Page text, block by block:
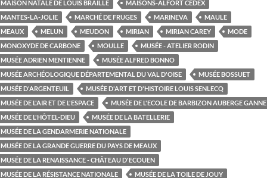
MAISON NATALE DE LOUIS BRAILLE
MAISONS-ALFORT CEDEX
MANTES-LA-JOLIE
MARCHÉ DE FRUGES MARINEVA
MAULE
MEAUX
MELUN MEUDON MIRIAN MIRIAN CAREY
MODE
MONOXYDE DE CARBONE
MOULLE
MUSÉE - ATELIER RODIN
MUSÉE ADRIEN MENTIENNE
MUSÉE ALFRED BONNO
MUSÉE ARCHÉOLOGIQUE DÉPARTEMENTAL DU VAL D'OISE
MUSÉE BOSSUET
MUSÉE D'ARGENTEUIL
MUSÉE D'ART ET D'HISTOIRE LOUIS SENLECQ
MUSÉE DE L'AIR ET DE L'ESPACE
MUSÉE DE L'ECOLE DE BARBIZON AUBERGE GANNE
MUSÉE DE L'HÔTEL-DIEU
MUSÉE DE LA BATELLERIE
MUSÉE DE LA GENDARMERIE NATIONALE
MUSÉE DE LA GRANDE GUERRE DU PAYS DE MEAUX
MUSÉE DE LA RENAISSANCE - CHÂTEAU D'ECOUEN
MUSÉE DE LA RÉSISTANCE NATIONALE
MUSÉE DE LA TOILE DE JOUY